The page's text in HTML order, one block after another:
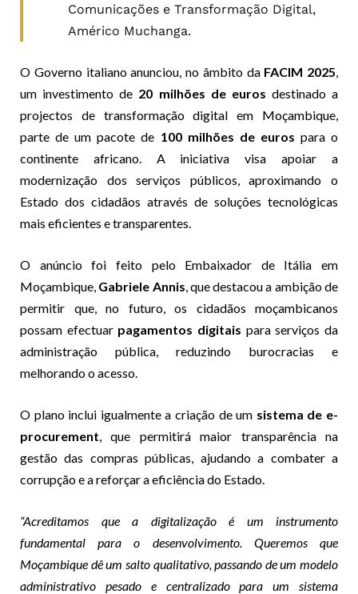
Comunicações e Transformação Digital,
Américo Muchanga.
O Governo italiano anunciou, no âmbito da FACIM 2025
um investimento de 20 milhões de euros destinado a
projectos de transformação digital em Moçambique,
parte de um pacote de 100 milhões de euros para o
continente africano. A iniciativa visa apoiar a
modernização dos serviços públicos, aproximando o
Estado dos cidadãos através de soluções tecnológicas
mais eficientes e transparentes.
O anúncio foi feito pelo Embaixador de Itália em
Moçambique, Gabriele Annis , que destacou a ambição de
permitir que, no futuro, os cidadãos moçambicanos
possam efectuar pagamentos digitais para serviços da
administração pública, reduzindo burocracias e
melhorando o acesso.
O plano inclui igualmente a criação de um sistema de e-
procurement , que permitirá maior transparência na
gestão das compras públicas, ajudando a combater a
corrupção e a reforçar a eficiência do Estado.
“Acreditamos que a digitalização é um instrumento
fundamental para o desenvolvimento. Queremos que
Moçambique dê um salto qualitativo, passando de um modelo
administrativo pesado e centralizado para um sistema